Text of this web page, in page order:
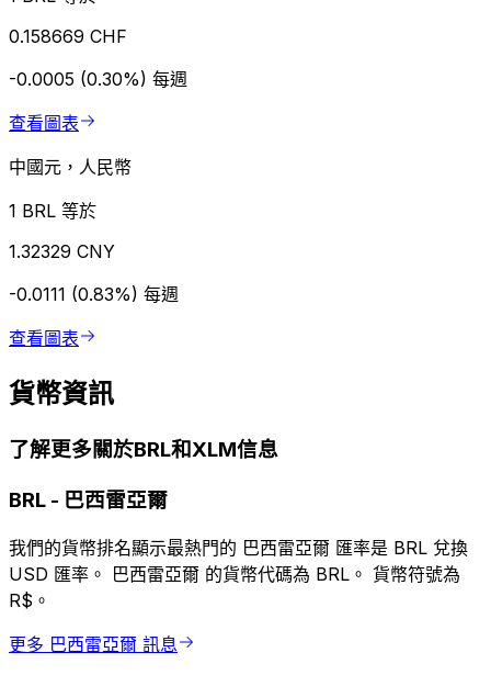
0.158669 CHF
-0.0005 (0.30%) 每週
查看圖表
中國元，人民幣
1 BRL 等於
1.32329 CNY
-0.0111 (0.83%) 每週
查看圖表
貨幣資訊
了解更多關於BRL和XLM信息
BRL - 巴西雷亞爾
我們的貨幣排名顯示最熱門的 巴西雷亞爾 匯率是 BRL 兌換
USD 匯率。 巴西雷亞爾 的貨幣代碼為 BRL。 貨幣符號為
R$。
更多 巴西雷亞爾 訊息